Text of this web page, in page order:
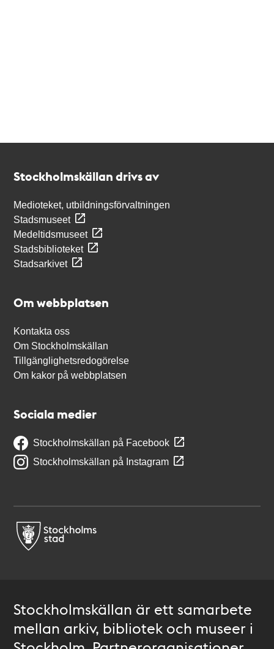
Stockholmskällan drivs av
Medioteket, utbildningsförvaltningen
Stadsmuseet
Medeltidsmuseet
Stadsbiblioteket
Stadsarkivet
Om webbplatsen
Kontakta oss
Om Stockholmskällan
Tillgänglighetsredogörelse
Om kakor på webbplatsen
Sociala medier
Stockholmskällan på Facebook
Stockholmskällan på Instagram
Stockholmskällan är ett samarbete
mellan arkiv, bibliotek och museer i